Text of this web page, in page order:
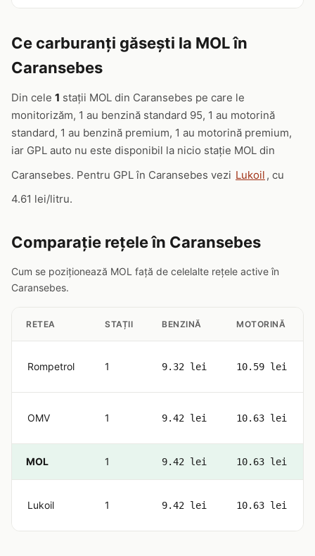
Ce carburanți găsești la MOL în
Caransebes
Din cele 1 stații MOL din Caransebes pe care le
monitorizăm, 1 au benzină standard 95, 1 au motorină
standard, 1 au benzină premium, 1 au motorină premium,
iar GPL auto nu este disponibil la nicio stație MOL din
Caransebes. Pentru GPL în Caransebes vezi Lukoil , cu
4.61 lei/litru.
Comparație rețele în Caransebes
Cum se poziționează MOL față de celelalte rețele active în
Caransebes.
RETEA STAȚII BENZINĂ MOTORINĂ
Rompetrol 1 9.32 lei 10.59 lei
OMV 1 9.42 lei 10.63 lei
MOL 1 9.42 lei 10.63 lei
Lukoil 1 9.42 lei 10.63 lei